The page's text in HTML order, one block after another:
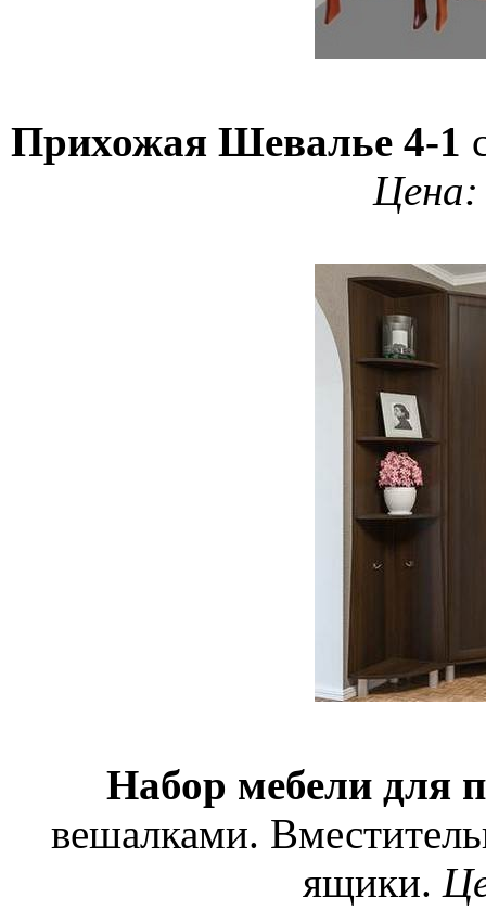
Прихожая Шевалье 4-1
Цена:
Набор мебели для
вешалками.
ящики.